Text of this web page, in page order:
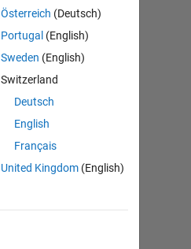
Österreich (Deutsch)
Portugal (English)
Sweden (English)
Switzerland
Deutsch
English
Français
United Kingdom(English)